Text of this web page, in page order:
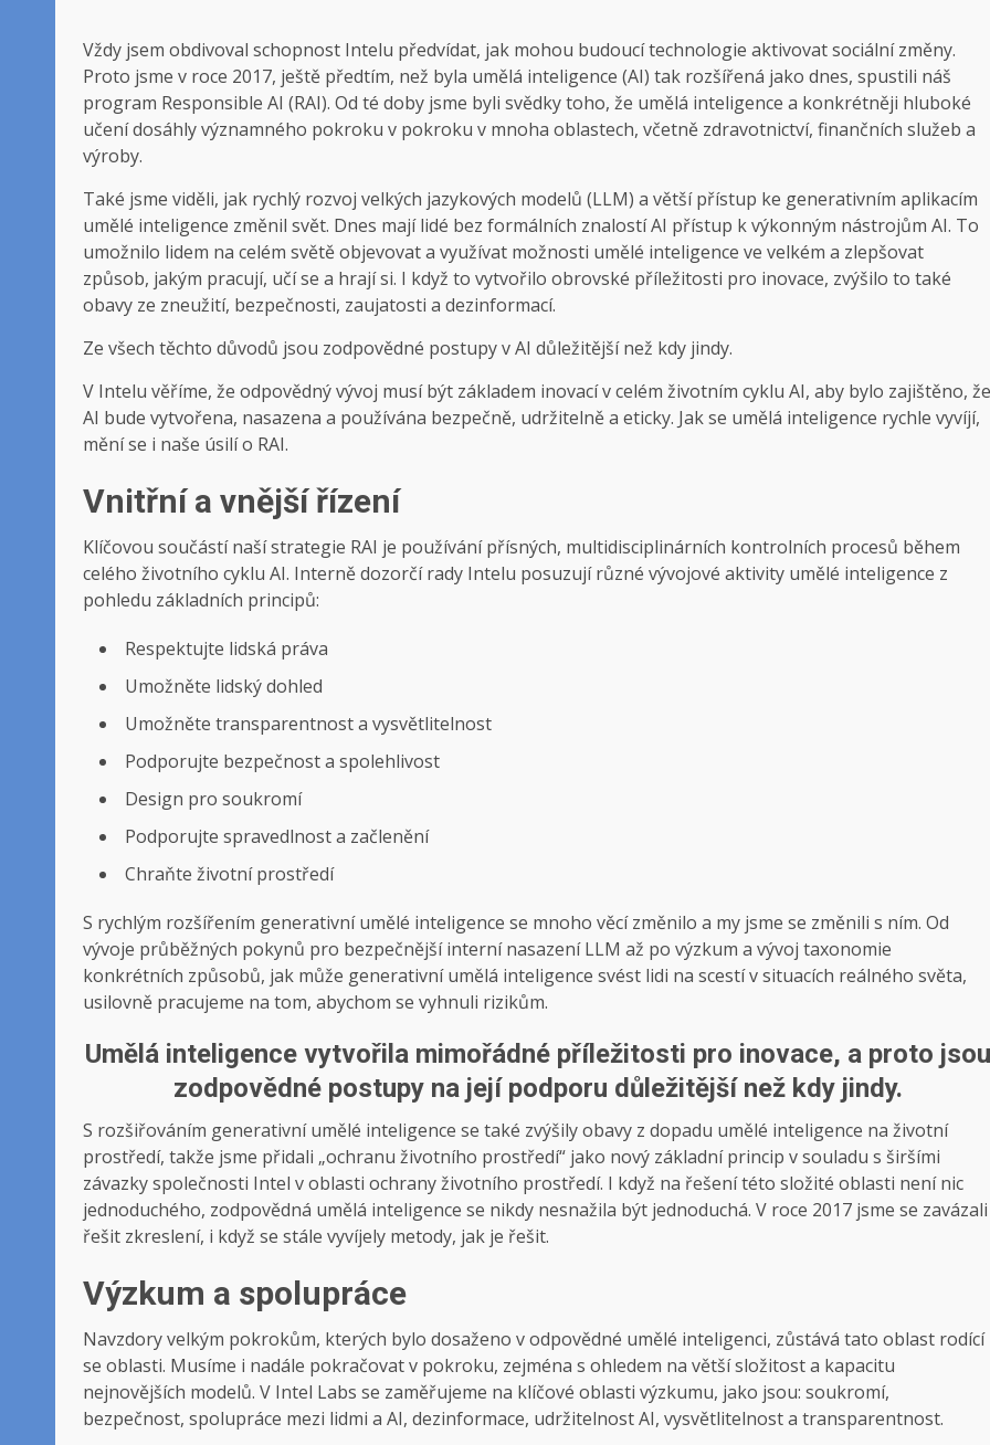
Vždy jsem obdivoval schopnost Intelu předvídat, jak mohou budoucí technologie aktivovat sociální změny.
Proto jsme v roce 2017, ještě předtím, než byla umělá inteligence (AI) tak rozšířená jako dnes, spustili náš
program Responsible AI (RAI). Od té doby jsme byli svědky toho, že umělá inteligence a konkrétněji hluboké
učení dosáhly významného pokroku v pokroku v mnoha oblastech, včetně zdravotnictví, finančních služeb a
výroby.
Také jsme viděli, jak rychlý rozvoj velkých jazykových modelů (LLM) a větší přístup ke generativním aplikacím
umělé inteligence změnil svět. Dnes mají lidé bez formálních znalostí AI přístup k výkonným nástrojům AI. To
umožnilo lidem na celém světě objevovat a využívat možnosti umělé inteligence ve velkém a zlepšovat
způsob, jakým pracují, učí se a hrají si. I když to vytvořilo obrovské příležitosti pro inovace, zvýšilo to také
obavy ze zneužití, bezpečnosti, zaujatosti a dezinformací.
Ze všech těchto důvodů jsou zodpovědné postupy v AI důležitější než kdy jindy.
V Intelu věříme, že odpovědný vývoj musí být základem inovací v celém životním cyklu AI, aby bylo zajištěno, že
AI bude vytvořena, nasazena a používána bezpečně, udržitelně a eticky. Jak se umělá inteligence rychle vyvíjí,
mění se i naše úsilí o RAI.
Vnitřní a vnější řízení
Klíčovou součástí naší strategie RAI je používání přísných, multidisciplinárních kontrolních procesů během
celého životního cyklu AI. Interně dozorčí rady Intelu posuzují různé vývojové aktivity umělé inteligence z
pohledu základních principů:
Respektujte lidská práva
Umožněte lidský dohled
Umožněte transparentnost a vysvětlitelnost
Podporujte bezpečnost a spolehlivost
Design pro soukromí
Podporujte spravedlnost a začlenění
Chraňte životní prostředí
S rychlým rozšířením generativní umělé inteligence se mnoho věcí změnilo a my jsme se změnili s ním. Od
vývoje průběžných pokynů pro bezpečnější interní nasazení LLM až po výzkum a vývoj taxonomie
konkrétních způsobů, jak může generativní umělá inteligence svést lidi na scestí v situacích reálného světa,
usilovně pracujeme na tom, abychom se vyhnuli rizikům.
Umělá inteligence vytvořila mimořádné příležitosti pro inovace, a proto jsou
zodpovědné postupy na její podporu důležitější než kdy jindy.
S rozšiřováním generativní umělé inteligence se také zvýšily obavy z dopadu umělé inteligence na životní
prostředí, takže jsme přidali „ochranu životního prostředí“ jako nový základní princip v souladu s širšími
závazky společnosti Intel v oblasti ochrany životního prostředí. I když na řešení této složité oblasti není nic
jednoduchého, zodpovědná umělá inteligence se nikdy nesnažila být jednoduchá. V roce 2017 jsme se zavázali
řešit zkreslení, i když se stále vyvíjely metody, jak je řešit.
Výzkum a spolupráce
Navzdory velkým pokrokům, kterých bylo dosaženo v odpovědné umělé inteligenci, zůstává tato oblast rodící
se oblasti. Musíme i nadále pokračovat v pokroku, zejména s ohledem na větší složitost a kapacitu
nejnovějších modelů. V Intel Labs se zaměřujeme na klíčové oblasti výzkumu, jako jsou: soukromí,
bezpečnost, spolupráce mezi lidmi a AI, dezinformace, udržitelnost AI, vysvětlitelnost a transparentnost.